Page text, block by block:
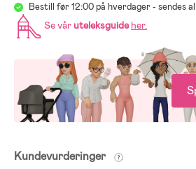
Bestill før 12:00 på hverdager - sendes
Se vår uteleksguide her.
Kundevurderinger